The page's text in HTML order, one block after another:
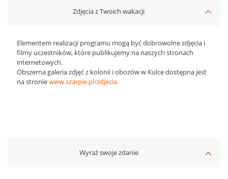
Zdjęcia z Twoich wakacji
Elementem realizacji programu mogą być dobrowolne zdjęcia i
filmy uczestników, które publikujemy na naszych stronach
internetowych.
Obszerna galeria zdjęć z kolonii i obozów w Kulce dostępna jest
na stroniewww.szarpie.pl/zdjecia
Wyraź swoje zdanie